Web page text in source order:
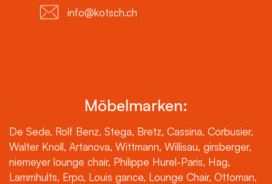
info@kotsch.ch
Möbelmarken:
De Sede, Rolf Benz, Stega, Bretz, Cassina, Corbusier,
Walter Knoll, Artanova, Wittmann, Willisau, girsberger,
niemeyer lounge chair, Philippe Hurel-Paris, Hag,
Lammhults, Erpo, Louis gance, Lounge Chair, Ottoman,